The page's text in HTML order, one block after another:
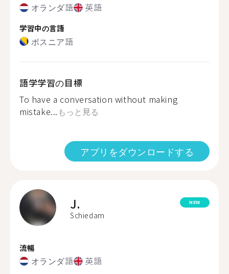
オランダ語 英語
学習中の言語
ボスニア語
語学学習の目標
To have a conversation without making
mistake... もっと見る
アプリをダウンロードする
J.
Schiedam
NEW
流暢
オランダ語 英語